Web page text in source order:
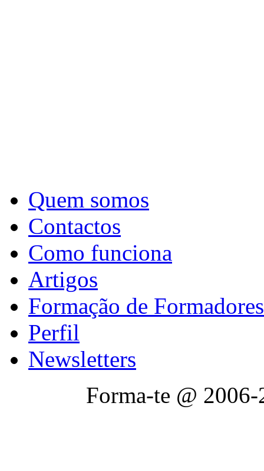
Quem somos
Contactos
Como funciona
Artigos
Formação de Formadores
Perfil
Newsletters
Forma-te @